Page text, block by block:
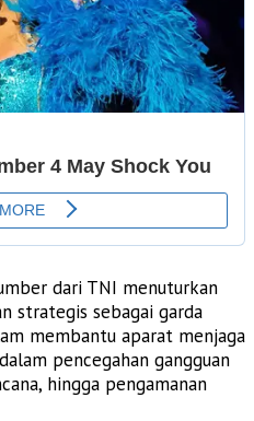
dari TNI menuturkan
strategis sebagai garda
membantu aparat menjaga
pencegahan gangguan
hingga pengamanan